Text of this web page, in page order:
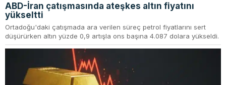
ABD-İran çatışmasında ateşkes altın fiyatını
yükseltti
Ortadoğu'daki çatışmada ara verilen süreç petrol fiyatlarını sert
düşürürken altın yüzde 0,9 artışla ons başına 4.087 dolara yükseldi.